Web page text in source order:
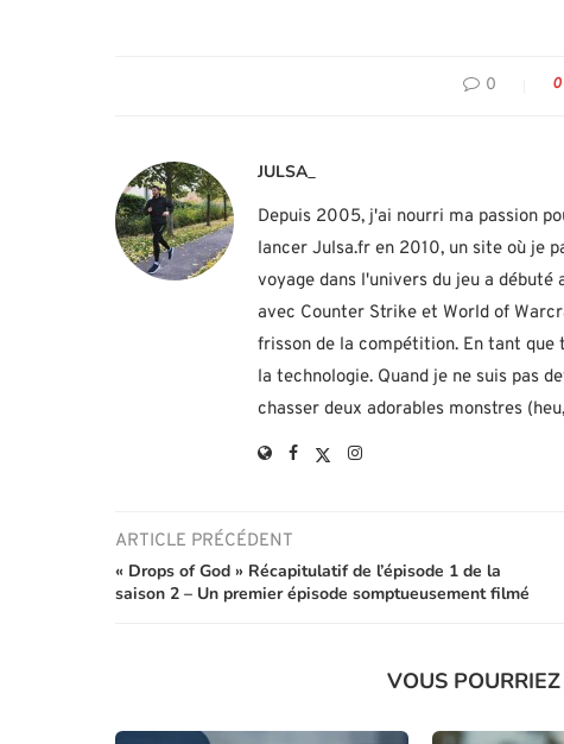
0 0
JULSA_
Depuis 2005, j'ai nourri ma passion
lancer Julsa.fr en 2010, un site où je
voyage dans l'univers du jeu a
avec Counter Strike et World of
frisson de la compétition. En tant que
la technologie. Quand je ne suis pas
chasser deux adorables monstres
ARTICLE PRÉCÉDENT
« Drops of God » Récapitulatif de l’épisode 1 de la
saison 2 – Un premier épisode somptueusement filmé
VOUS